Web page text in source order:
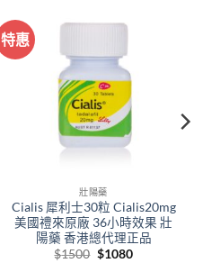
特惠
壯陽藥
Cialis 犀利士30粒 Cialis20mg
美國禮來原廠 36小時效果 壯
陽藥 香港總代理正品
$1500 Original
$1080Current